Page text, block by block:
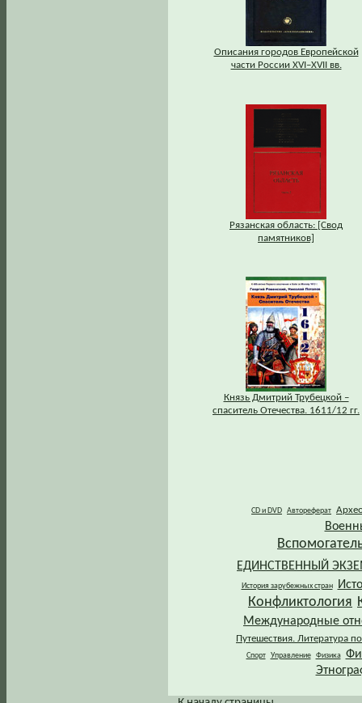
Описания городов Европейской
части России XVI–XVII вв.
Рязанская область: [Свод
памятников]
Князь Дмитрий Трубецкой –
спаситель Отечества. 1611/12 гг.
CD и DVD Автореферат
ЕДИНСТВЕННЫЙ
История зарубежных стран
Конфликтология
Международные
Путешествия. Литература
Спорт Управление Физика